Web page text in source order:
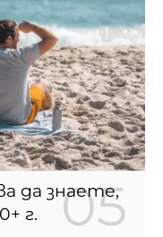
да знаете,
г.